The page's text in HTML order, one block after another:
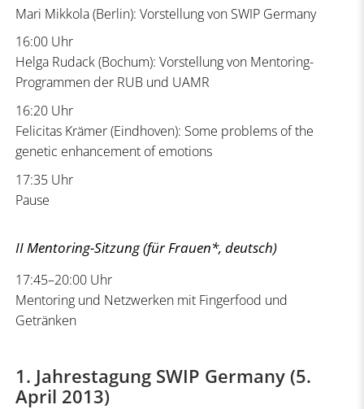
Mari Mikkola (Berlin): Vorstellung von SWIP Germany
16:00 Uhr
Helga Rudack (Bochum): Vorstellung von Mentoring-
Programmen der RUB und UAMR
16:20 Uhr
Felicitas Krämer (Eindhoven): Some problems of the
genetic enhancement of emotions
17:35 Uhr
Pause
II Mentoring-Sitzung(für Frauen*, deutsch)
17:45–20:00 Uhr
Mentoring und Netzwerken mit Fingerfood und
Getränken
1. Jahrestagung SWIP Germany (5.
April 2013)